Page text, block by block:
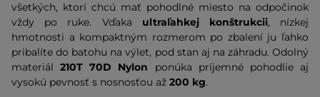
všetkých, ktorí chcú mať pohodlné miesto na odpočinok
vždy po ruke. Vďaka ultraľahkej konštrukcii, nízkej
hmotnosti a kompaktným rozmerom po zbalení ju ľahko
pribalíte do batohu na výlet, pod stan aj na záhradu. Odolný
materiál210T 70D Nylon ponúka príjemné pohodlie aj
vysokú pevnosť s nosnosťou až 200 kg.